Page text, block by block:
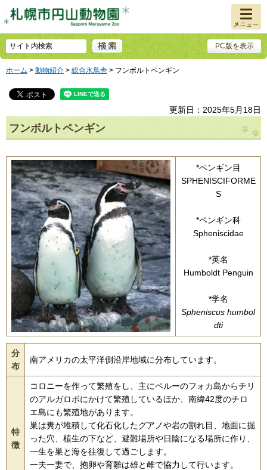
PC版を表示
メニュ
ー
ホーム > 動物紹介 > 総合水鳥舎 > フンボルトペンギン
更新日：2025年5月18日
フンボルトペンギン
*ペンギン目
SPHENISCIFORME
S
*ペンギン科
Spheniscidae
*英名
Humboldt Penguin
*学名
Spheniscus humbol
dti
分
布
南アメリカの太平洋側沿岸地域に分布しています。
特
徴
コロニーを作って繁殖をし、主にペルーのフォカ島からチリ
のアルガロボにかけて繁殖しているほか、南緯42度のチロ
エ島にも繁殖地があります。
巣は糞が堆積して化石化したグアノや岩の割れ目、地面に掘
った穴、植生の下など、避難場所や日陰になる場所に作り、
一生を巣と海を往復して過ごします。
一夫一妻で、抱卵や育雛は雄と雌で協力して行います。